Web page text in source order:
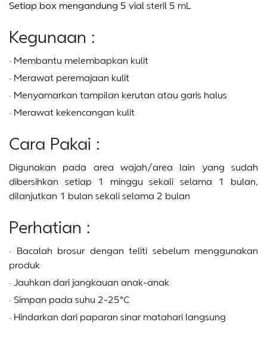
Setiap box mengandung 5 vial steril 5 mL
Kegunaan :
· Membantu melembapkan kulit
· Merawat peremajaan kulit
· Menyamarkan tampilan kerutan atau garis halus
· Merawat kekencangan kulit
Cara Pakai :
Digunakan pada area wajah/area lain yang sudah
dibersihkan setiap 1 minggu sekali selama 1 bulan,
dilanjutkan 1 bulan sekali selama 2 bulan
Perhatian :
· Bacalah brosur dengan teliti sebelum menggunakan
produk
· Jauhkan dari jangkauan anak-anak
· Simpan pada suhu 2-25°C
· Hindarkan dari paparan sinar matahari langsung